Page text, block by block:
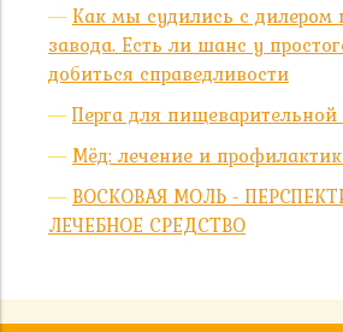
Как мы судились с дилером
завода. Есть ли шанс у
добиться справедливости
Перга для
Мёд: лечение и
ВОСКОВАЯ МОЛЬ -
ЛЕЧЕБНОЕ СРЕДСТВО